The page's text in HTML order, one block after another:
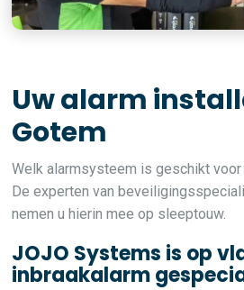
Uw alarm
Gotem
Welk alarmsysteem is geschikt voor
De experten van
nemen u hierin mee op sleeptouw.
JOJO Systems is op
inbraakalarm